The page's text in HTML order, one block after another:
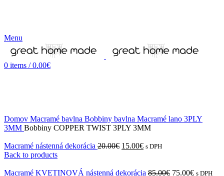
Menu
0 items / 0.00€
-20%
Domov Macramé bavlna Bobbiny bavlna Macramé lano 3PLY
3MM Bobbiny COPPER TWIST 3PLY 3MM
Macramé nástenná dekorácia 20.00€ 15.00€ s DPH
Back to products
Macramé KVETINOVÁ nástenná dekorácia 85.00€ 75.00€ s DPH